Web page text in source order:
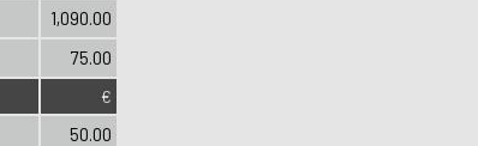
1,090.00
75.00
€
50.00